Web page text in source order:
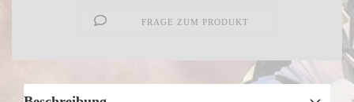
FRAGE ZUM PRODUKT